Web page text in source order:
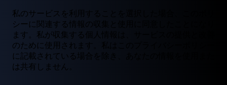
私のサービスを利用することを選択した場合、このポリ
シーに関連する情報の収集と使用に同意したことになり
ます。私が収集する個人情報は、サービスの提供と改善
のために使用されます。私はこのプライバシーポリシー
に記載されている場合を除き、あなたの情報を使用また
は共有しません。